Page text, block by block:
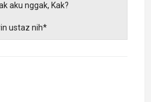
aku nggak, Kak?
ustaz nih*